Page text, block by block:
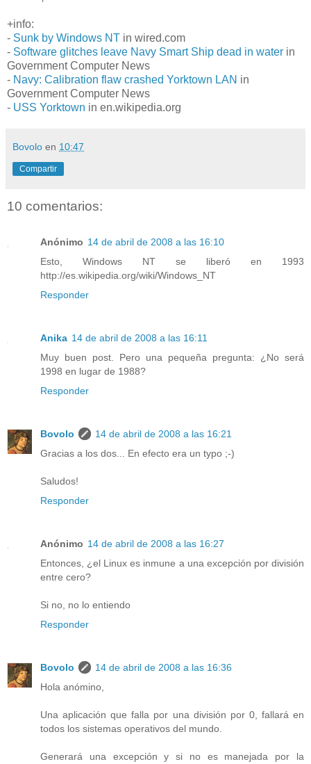
+info:
- Sunk by Windows NT in wired.com
- Software glitches leave Navy Smart Ship dead in water in
Government Computer News
- Navy: Calibration flaw crashed Yorktown LAN in
Government Computer News
- USS Yorktown in en.wikipedia.org
Bovolo en 10:47
Compartir
10 comentarios:
Anónimo 14 de abril de 2008 a las 16:10
Esto, Windows NT se liberó en 1993
http://es.wikipedia.org/wiki/Windows_NT
Responder
Anika 14 de abril de 2008 a las 16:11
Muy buen post. Pero una pequeña pregunta: ¿No será
1998 en lugar de 1988?
Responder
Bovolo
14 de abril de 2008 a las 16:21
Gracias a los dos... En efecto era un typo ;-)
Saludos!
Responder
Anónimo 14 de abril de 2008 a las 16:27
Entonces, ¿el Linux es inmune a una excepción por división
entre cero?
Si no, no lo entiendo
Responder
Bovolo
14 de abril de 2008 a las 16:36
Hola anómino,
Una aplicación que falla por una división por 0, fallará en
todos los sistemas operativos del mundo.
Generará una excepción y si no es manejada por la